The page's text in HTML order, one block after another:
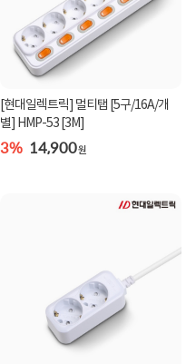
[현대일렉트릭] 멀티탭 [5구/16A/개
별] HMP-53 [3M]
3% 14,900원